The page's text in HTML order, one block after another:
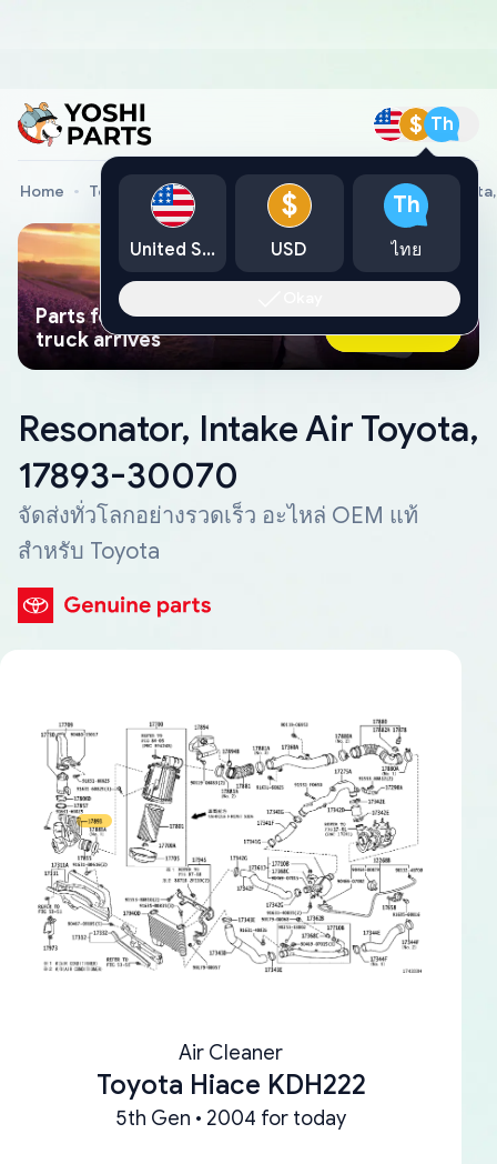
$ Th
Home Toyota Genuine Parts Resonator, Intake Air
Parts found faster than a tow
truck arrives
Ask AI Now
Resonator, Intake Air Toyota,
17893-30070
จัดส่งทั่วโลกอย่างรวดเร็ว อะไหล่ OEM แท้
สำหรับ Toyota
Air Cleaner
Toyota Hiace KDH222
5th Gen • 2004 for today
United States
$
USD
Th
ไทย